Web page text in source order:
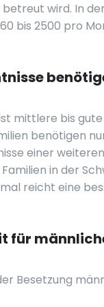
wird. In
bis 2500 pro
mittlere bis
benötigen
einer weiteren
in der
reicht eine
für
Besetzung